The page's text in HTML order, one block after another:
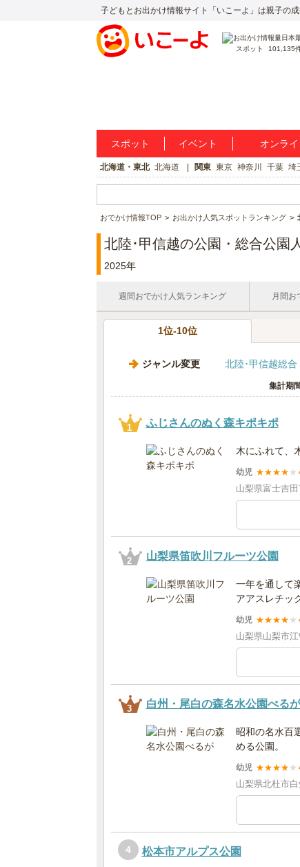
子どもとお出かけ情報サイト「いこーよ」は親子の
スポット 101,135
スポット イベント オンラ
北海道・東北 北海道 関東 東京 神奈川 千葉 埼
おでかけ情報TOP お出かけ人気スポットランキング
北陸･甲信越の公園・総合公園
2025年
週間おでかけ人気ランキング 月間お
1位-10位
ジャンル変更 北陸･甲信越総合
集計期
1 ふじさんのぬく森キポキポ
木にふれて、
幼児 ★★★★ ★
山梨県富士吉
2 山梨県笛吹川フルーツ公園
一年を通して
アアスレチッ
幼児 ★★★★ ★
山梨県山梨市
3 白州・尾白の森名水公園べるが
昭和の名水百
める公園。
幼児 ★★★★ ★
山梨県北杜市
4 松本市アルプス公園